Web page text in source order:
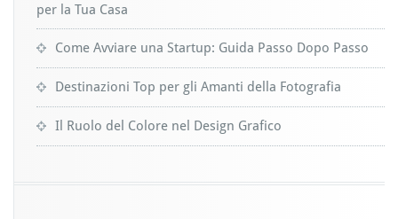
per la Tua Casa
Come Avviare una Startup: Guida Passo Dopo Passo
Destinazioni Top per gli Amanti della Fotografia
Il Ruolo del Colore nel Design Grafico